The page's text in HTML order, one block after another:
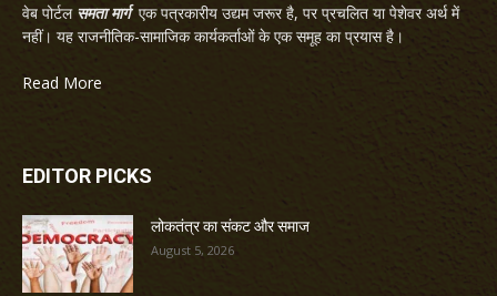
वेब पोर्टल समता मार्गएक पत्रकारीय उद्यम जरूर है, पर प्रचलित या पेशेवर अर्थ में
नहीं। यह राजनीतिक-सामाजिक कार्यकर्ताओं के एक समूह का प्रयास है।
Read More
EDITOR PICKS
लोकतंत्र का संकट और समाज
August 5, 2026